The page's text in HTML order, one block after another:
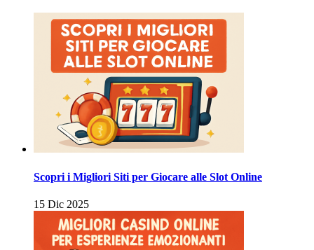
Scopri i Migliori Siti per Giocare alle Slot Online
15 Dic 2025